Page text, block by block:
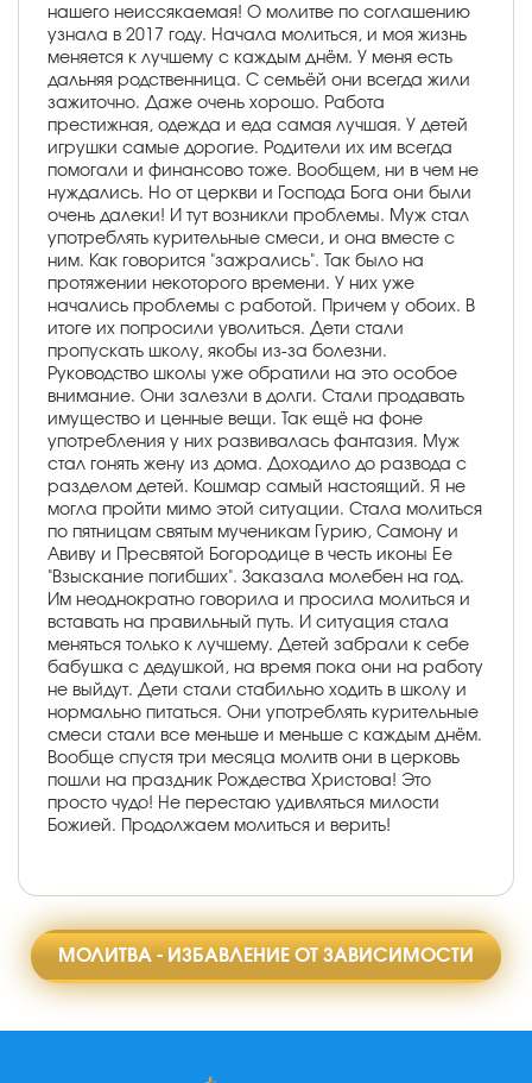
нашего неиссякаемая! О молитве по соглашению
узнала в 2017 году. Начала молиться, и моя жизнь
меняется к лучшему с каждым днём. У меня есть
дальняя родственница. С семьёй они всегда жили
зажиточно. Даже очень хорошо. Работа
престижная, одежда и еда самая лучшая. У детей
игрушки самые дорогие. Родители их им всегда
помогали и финансово тоже. Вообщем, ни в чем не
нуждались. Но от церкви и Господа Бога они были
очень далеки! И тут возникли проблемы. Муж стал
употреблять курительные смеси, и она вместе с
ним. Как говорится "зажрались". Так было на
протяжении некоторого времени. У них уже
начались проблемы с работой. Причем у обоих. В
итоге их попросили уволиться. Дети стали
пропускать школу, якобы из-за болезни.
Руководство школы уже обратили на это особое
внимание. Они залезли в долги. Стали продавать
имущество и ценные вещи. Так ещё на фоне
употребления у них развивалась фантазия. Муж
стал гонять жену из дома. Доходило до развода с
разделом детей. Кошмар самый настоящий. Я не
могла пройти мимо этой ситуации. Стала молиться
по пятницам святым мученикам Гурию, Самону и
Авиву и Пресвятой Богородице в честь иконы Ее
"Взыскание погибших". Заказала молебен на год.
Им неоднократно говорила и просила молиться и
вставать на правильный путь. И ситуация стала
меняться только к лучшему. Детей забрали к себе
бабушка с дедушкой, на время пока они на работу
не выйдут. Дети стали стабильно ходить в школу и
нормально питаться. Они употреблять курительные
смеси стали все меньше и меньше с каждым днём.
Вообще спустя три месяца молитв они в церковь
пошли на праздник Рождества Христова! Это
просто чудо! Не перестаю удивляться милости
Божией. Продолжаем молиться и верить!
МОЛИТВА - ИЗБАВЛЕНИЕ ОТ ЗАВИСИМОСТИ